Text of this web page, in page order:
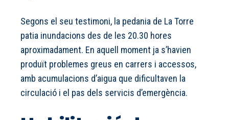
Segons el seu testimoni, la pedania de La Torre
patia inundacions des de les 20.30 hores
aproximadament. En aquell moment ja s’havien
produït problemes greus en carrers i accessos,
amb acumulacions d’aigua que dificultaven la
circulació i el pas dels servicis d’emergència.